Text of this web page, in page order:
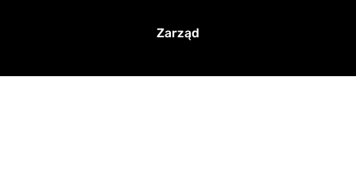
Zarząd